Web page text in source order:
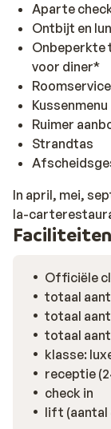
Aparte
Ontbijt en
Onbeperkte
voor diner*
Kussenmenu
Ruimer
Strandtas
In april, mei,
la-
Faciliteiten
Officiële
totaal
totaal
totaal
klasse:
receptie
check in
lift (aantal